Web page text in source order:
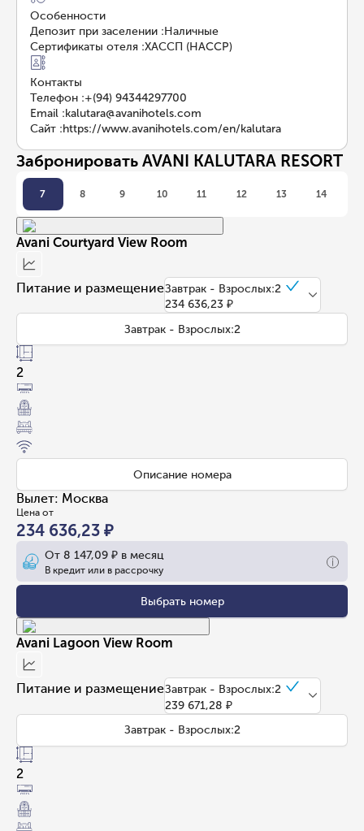
Особенности
Депозит при заселении :Наличные
Сертификаты отеля :ХАССП (HACCP)
Контакты
Телефон :+(94) 94344297700
Email :kalutara@avanihotels.com
Сайт :https://www.avanihotels.com/en/kalutara
Забронировать AVANI KALUTARA RESORT
7 8 9 10 11 12 13 14
Avani Courtyard View Room
Питание и размещениеЗавтрак - Взрослых:2
234 636,23 ₽
Завтрак - Взрослых:2
2
Описание номера
Вылет: Москва
Цена от
234 636,23 ₽
От 8 147,09 ₽ в месяц
В кредит или в рассрочку
Выбрать номер
Avani Lagoon View Room
Питание и размещениеЗавтрак - Взрослых:2
239 671,28 ₽
Завтрак - Взрослых:2
2